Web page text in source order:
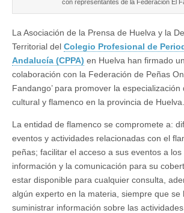
con representantes de la Federación El
La Asociación de la Prensa de Huelva y la
Territorial del Colegio Profesional de
Andalucía (CPPA) en Huelva han firmado
colaboración con la Federación de Peñas
Fandango’ para promover la
cultural y flamenco en la provincia de Huelva.
La entidad de flamenco se compromete a:
eventos y actividades relacionadas con el
peñas; facilitar el acceso a sus eventos a
información y la comunicación para su
estar disponible para cualquier consulta,
algún experto en la materia, siempre que se
suministrar información sobre las